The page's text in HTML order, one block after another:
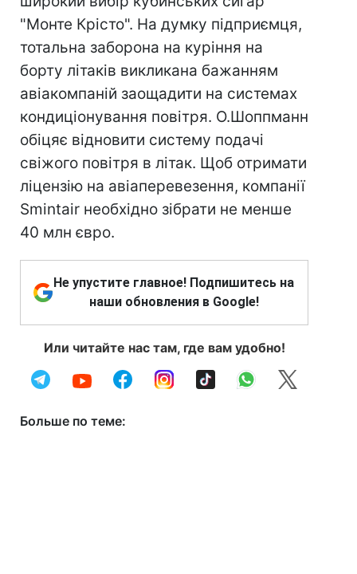
"Монте Крісто". На думку підприємця,
тотальна заборона на куріння на
борту літаків викликана бажанням
авіакомпаній заощадити на системах
кондиціонування повітря. О.Шоппманн
обіцяє відновити систему подачі
свіжого повітря в літак. Щоб отримати
ліцензію на авіаперевезення, компанії
Smintair необхідно зібрати не менше
40 млн євро.
Не упустите главное! Подпишитесь на
наши обновления в Google!
Или читайте нас там, где вам удобно!
Больше по теме: